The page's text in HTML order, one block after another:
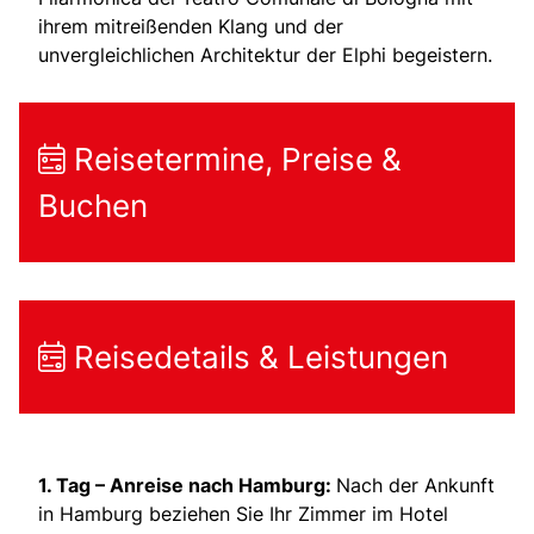
ihrem mitreißenden Klang und der
unvergleichlichen Architektur der Elphi begeistern.
Reisetermine, Preise &
Buchen
Reisedetails & Leistungen
1. Tag – Anreise nach Hamburg: Nach der Ankunft
in Hamburg beziehen Sie Ihr Zimmer im Hotel